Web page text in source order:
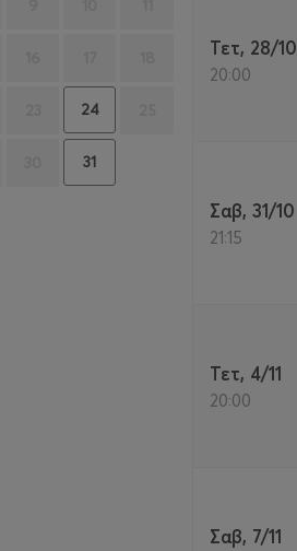
24
31
Τετ, 28/10
20:00
Σαβ, 31/10
21:15
Τετ, 4/11
20:00
Σαβ, 7/11